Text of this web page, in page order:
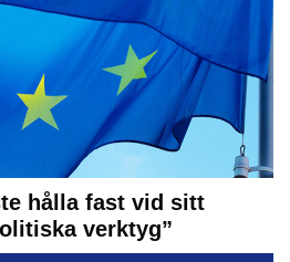
hålla fast vid sitt
verktyg”